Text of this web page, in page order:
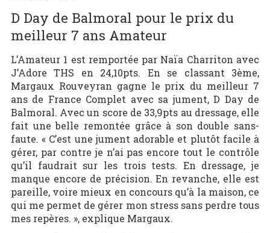
D Day de Balmoral pour le prix du
meilleur 7 ans Amateur
L’Amateur 1 est remportée par Naïa Charriton avec
J’Adore THS en 24,10pts. En se classant 3ème,
Margaux Rouveyran gagne le prix du meilleur 7
ans de France Complet avec sa jument, D Day de
Balmoral. Avec un score de 33,9pts au dressage, elle
fait une belle remontée grâce à son double sans-
faute. « C’est une jument adorable et plutôt facile à
gérer, par contre je n’ai pas encore tout le contrôle
qu’il faudrait sur les trois tests. En dressage, je
manque encore de précision. En revanche, elle est
pareille, voire mieux en concours qu’à la maison, ce
qui me permet de gérer mon stress sans perdre tous
mes repères. », explique Margaux.